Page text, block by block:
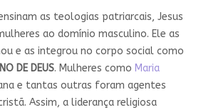
as teologias patriarcais, Jesus
ao domínio masculino. Ele as
e as integrou no corpo social como
DE DEUS. Mulheres como Maria
e tantas outras foram agentes
Assim, a liderança religiosa